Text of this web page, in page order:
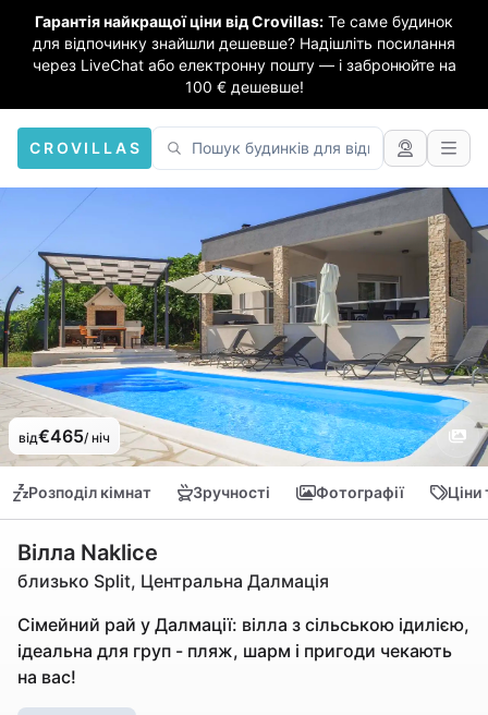
Гарантія найкращої ціни від Crovillas: Те саме будинок
для відпочинку знайшли дешевше? Надішліть посилання
через LiveChat або електронну пошту — і забронюйте на
100 € дешевше!
CROVILLAS
від€465/ ніч
Розподіл кімнат Зручності Фотографії Ціни
Вілла Naklice
близько Split, Центральна Далмація
Сімейний рай у Далмації: вілла з сільською ідилією,
ідеальна для груп - пляж, шарм і пригоди чекають
на вас!